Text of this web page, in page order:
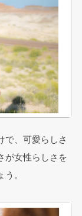
で、可愛らしさ
が女性らしさを
。